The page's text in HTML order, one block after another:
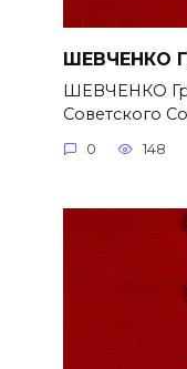
ШЕВЧЕНКО
ШЕВЧЕНКО
Советского
0 148